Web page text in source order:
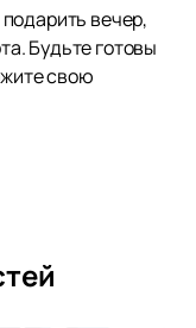
вечер,
Будьте готовы
свою